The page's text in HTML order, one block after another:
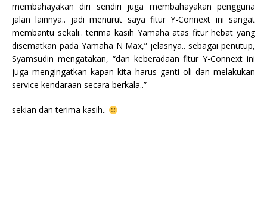
membahayakan diri sendiri juga membahayakan pengguna
jalan lainnya.. jadi menurut saya fitur Y-Connext ini sangat
membantu sekali.. terima kasih Yamaha atas fitur hebat yang
disematkan pada Yamaha N Max,” jelasnya.. sebagai penutup,
Syamsudin mengatakan, “dan keberadaan fitur Y-Connext ini
juga mengingatkan kapan kita harus ganti oli dan melakukan
service kendaraan secara berkala..”
sekian dan terima kasih..